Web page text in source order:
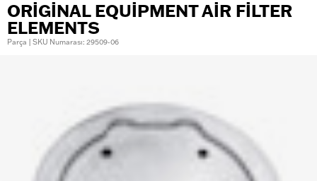
ORIGINAL EQUIPMENT AIR FILTER
ELEMENTS
Parça | SKU Numarası: 29509-06